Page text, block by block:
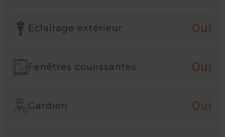
Éclairage extérieur Oui
Fenêtres coulissantes Oui
Gardien Oui